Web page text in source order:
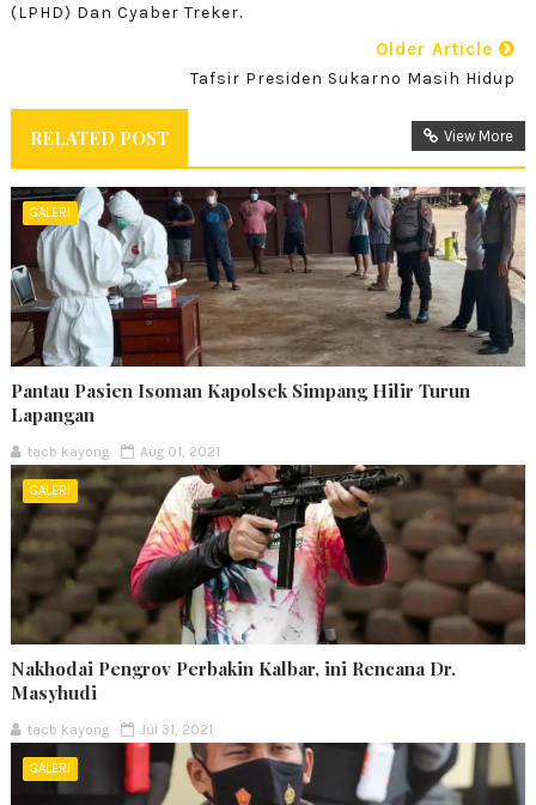
(LPHD) Dan Cyaber Treker.
Older Article
Tafsir Presiden Sukarno Masih Hidup
RELATED POST View More
GALERI
Pantau Pasien Isoman Kapolsek Simpang Hilir Turun
Lapangan
tacb kayong Aug 01, 2021
GALERI
Nakhodai Pengrov Perbakin Kalbar, ini Rencana Dr.
Masyhudi
tacb kayong Jul 31, 2021
GALERI